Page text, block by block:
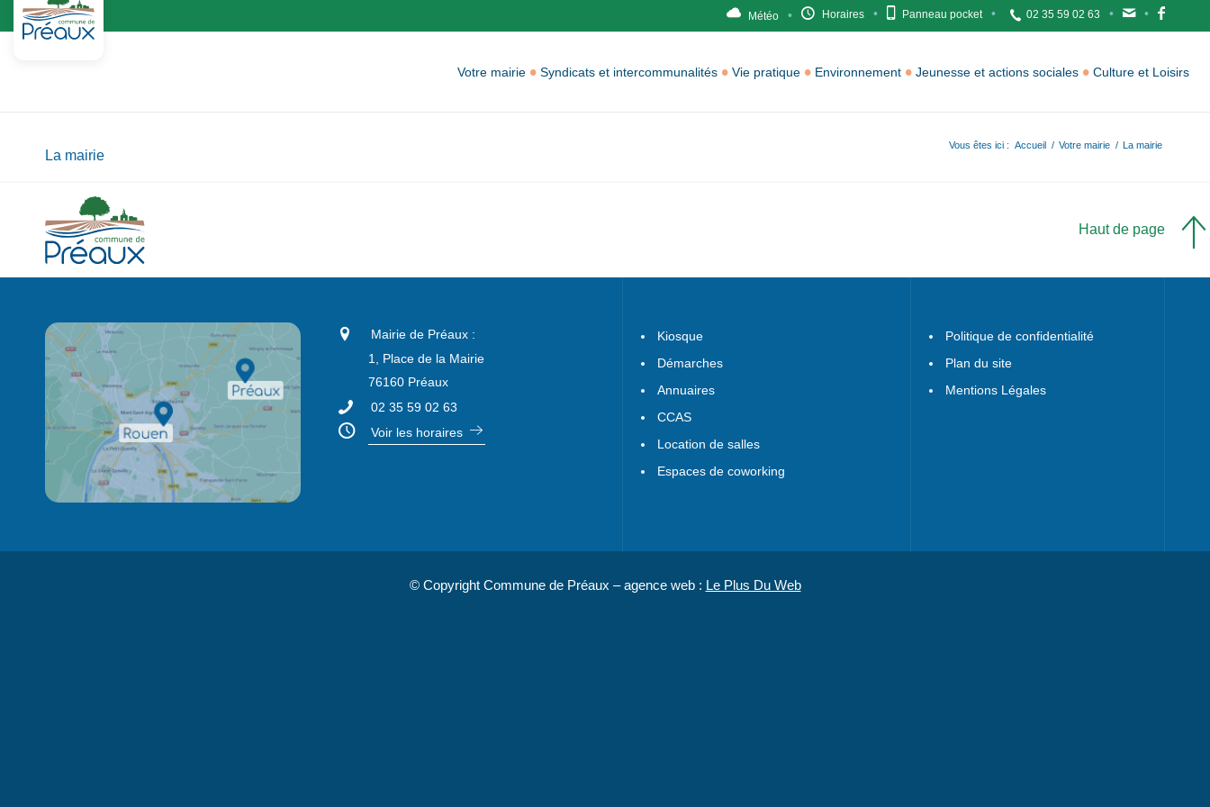
Météo Horaires Panneau pocket 02 35 59 02 63
Votre mairie Syndicats et intercommunalités Vie pratique Environnement Jeunesse et actions sociales Culture et Loisirs
La mairie
Vous êtes ici : Accueil / Votre mairie / La mairie
Haut de page
Mairie de Préaux :
1, Place de la Mairie
76160 Préaux
02 35 59 02 63
Voir les horaires
Kiosque
Démarches
Annuaires
CCAS
Location de salles
Espaces de coworking
Politique de confidentialité
Plan du site
Mentions Légales
© Copyright Commune de Préaux – agence web : Le Plus Du Web